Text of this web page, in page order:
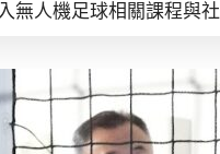
無人機足球相關課程與